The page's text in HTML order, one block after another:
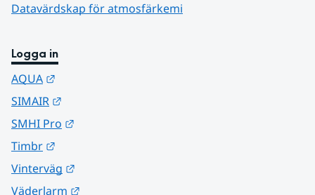
Datavärdskap för atmosfärkemi
Logga in
AQUA
SIMAIR
SMHI Pro
Timbr
Vinterväg
Väderlarm